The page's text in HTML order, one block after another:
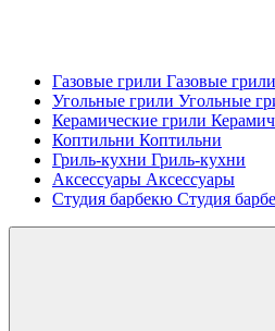
Газовые грили Газовые грили
Угольные грили Угольные
Керамические грили
Коптильни Коптильни
Гриль-кухни Гриль-кухни
Аксессуары Аксессуары
Студия барбекю Студия